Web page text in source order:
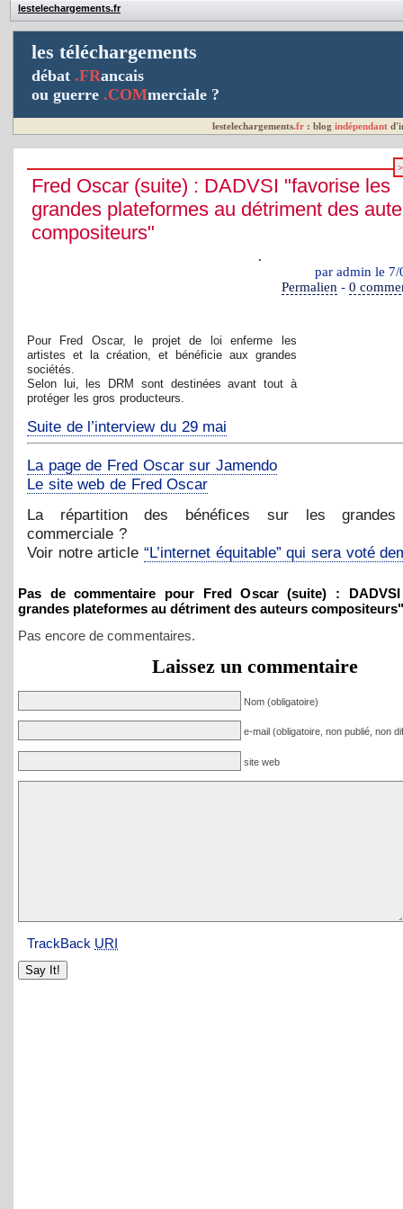
lestelechargements.fr
les téléchargements
débat .FRancais
ou guerre .COMmerciale ?
lestelechargements.fr : blog indépendant
Fred Oscar (suite) : DADVSI "favorise les
grandes plateformes au détriment des
compositeurs"
.
par admin le
Permalien - 0
Pour Fred Oscar, le projet de loi enferme les
artistes et la création, et bénéficie aux grandes
sociétés.
Selon lui, les DRM sont destinées avant tout à
protéger les gros producteurs.
Suite de l’interview du 29 mai
La page de Fred Oscar sur Jamendo
Le site web de Fred Oscar
La répartition des bénéfices sur les grandes
commerciale ?
Voir notre article “L’internet équitable” qui sera voté
Pas de commentaire pour Fred Oscar (suite) :
grandes plateformes au détriment des auteurs
Pas encore de commentaires.
Laissez un commentaire
Nom (obligatoire)
e-mail (obligatoire, non publié, non
site web
TrackBack URI